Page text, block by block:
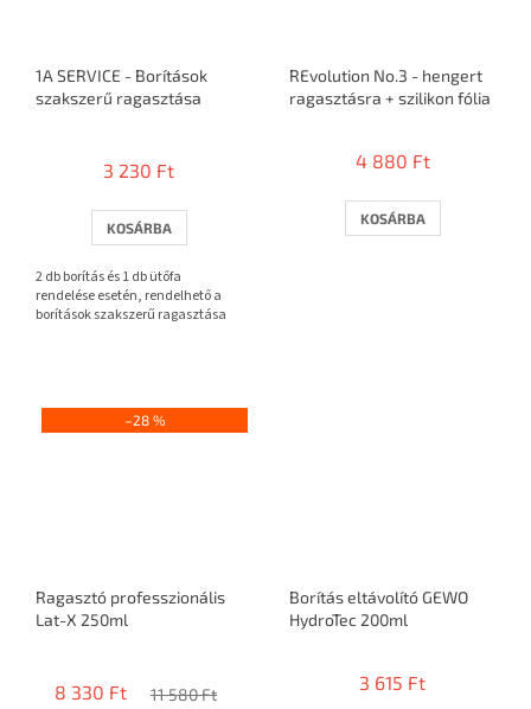
1A SERVICE - Borítások
szakszerű ragasztása
átlagos
5-
ből
csillag.
3 230 Ft
KOSÁRBA
2 db borítás és 1 db ütőfa
rendelése esetén, rendelhető a
borítások szakszerű ragasztása
REvolution No.3 - hengert
ragasztásra + szilikon fólia
4 880 Ft
KOSÁRBA
–28 %
Ragasztó professzionális
Lat-X 250ml
átlagos
8 330 Ft 11 580 Ft
Borítás eltávolító GEWO
HydroTec 200ml
3 615 Ft